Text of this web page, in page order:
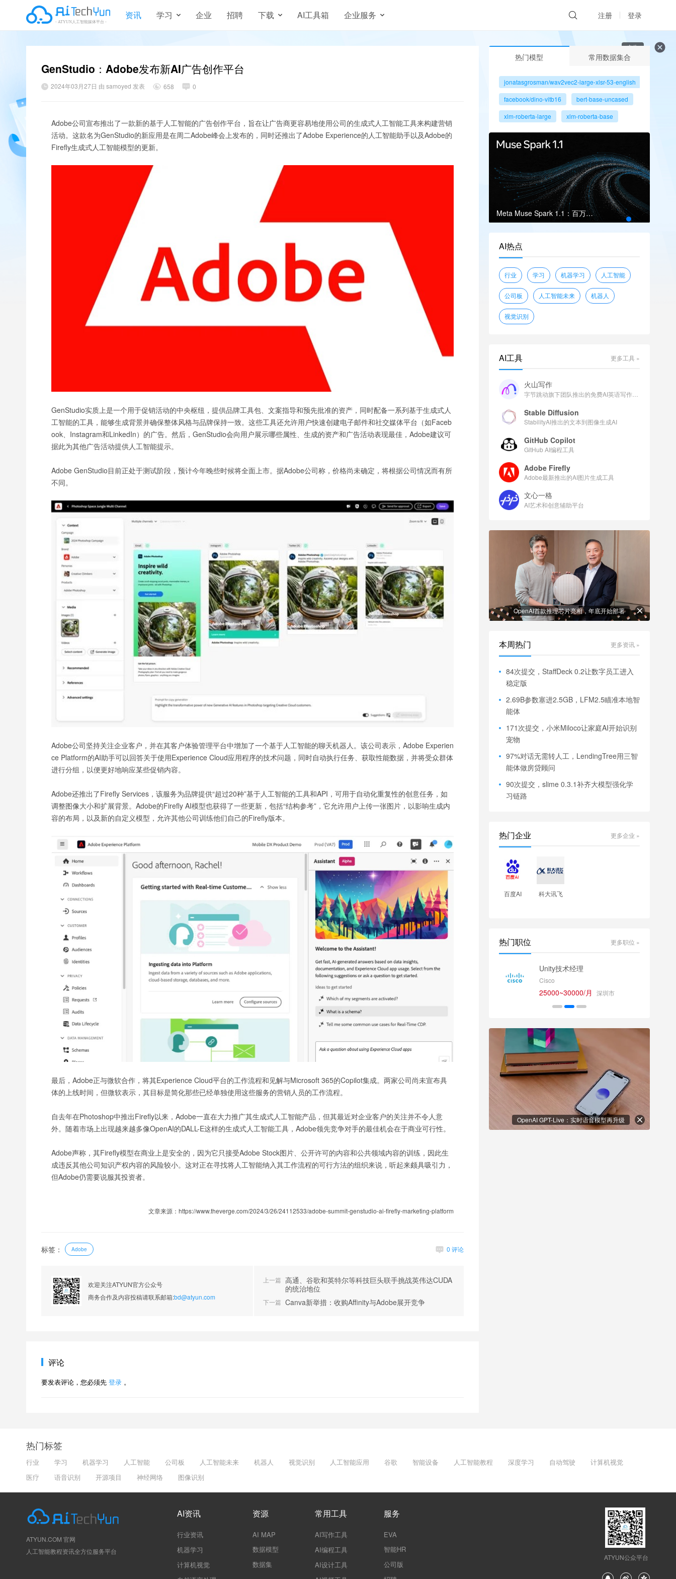
广告
资讯 学习 企业 招聘 下载 AI工具箱 企业服务 注册 登录
GenStudio：Adobe发布新AI广告创作平台
2024年03月27日 由 samoyed 发表 658 0
Adobe公司宣布推出了一款新的基于人工智能的广告创作平台，旨在让广告商更容易地使用公司的生成式人工智能工具来构建营销
活动。这款名为GenStudio的新应用是在周二Adobe峰会上发布的，同时还推出了Adobe Experience的人工智能助手以及Adobe的
Firefly生成式人工智能模型的更新。
GenStudio实质上是一个用于促销活动的中央枢纽，提供品牌工具包、文案指导和预先批准的资产，同时配备一系列基于生成式人
工智能的工具，能够生成背景并确保整体风格与品牌保持一致。这些工具还允许用户快速创建电子邮件和社交媒体平台（如Faceb
ook、Instagram和LinkedIn）的广告。然后，GenStudio会向用户展示哪些属性、生成的资产和广告活动表现最佳，Adobe建议可
据此为其他广告活动提供人工智能提示。
Adobe GenStudio目前正处于测试阶段，预计今年晚些时候将全面上市。据Adobe公司称，价格尚未确定，将根据公司情况而有所
不同。
Adobe公司坚持关注企业客户，并在其客户体验管理平台中增加了一个基于人工智能的聊天机器人。该公司表示，Adobe Experien
ce Platform的AI助手可以回答关于使用Experience Cloud应用程序的技术问题，同时自动执行任务、获取性能数据，并将受众群体
进行分组，以便更好地响应某些促销内容。
Adobe还推出了Firefly Services，该服务为品牌提供“超过20种”基于人工智能的工具和API，可用于自动化重复性的创意任务，如
调整图像大小和扩展背景。Adobe的Firefly AI模型也获得了一些更新，包括“结构参考”，它允许用户上传一张图片，以影响生成内
容的布局，以及新的自定义模型，允许其他公司训练他们自己的Firefly版本。
最后，Adobe正与微软合作，将其Experience Cloud平台的工作流程和见解与Microsoft 365的Copilot集成。两家公司尚未宣布具
体的上线时间，但微软表示，其目标是简化那些已经单独使用这些服务的营销人员的工作流程。
自去年在Photoshop中推出Firefly以来，Adobe一直在大力推广其生成式人工智能产品，但其最近对企业客户的关注并不令人意
外。随着市场上出现越来越多像OpenAI的DALL-E这样的生成式人工智能工具，Adobe领先竞争对手的最佳机会在于商业可行性。
Adobe声称，其Firefly模型在商业上是安全的，因为它只接受Adobe Stock图片、公开许可的内容和公共领域内容的训练，因此生
成违反其他公司知识产权内容的风险较小。这对正在寻找将人工智能纳入其工作流程的可行方法的组织来说，听起来颇具吸引力，
但Adobe仍需要说服其投资者。
文章来源：https://www.theverge.com/2024/3/26/24112533/adobe-summit-genstudio-ai-firefly-marketing-platform
标签： Adobe 0 评论
欢迎关注ATYUN官方公众号
商务合作及内容投稿请联系邮箱:bd@atyun.com
上一篇 高通、谷歌和英特尔等科技巨头联手挑战英伟达CUDA
的统治地位
下一篇 Canva新举措：收购Affinity与Adobe展开竞争
评论
要发表评论，您必须先 登录 。
热门模型 常用数据集合
jonatasgrosman/wav2vec2-large-xlsr-53-english
facebook/dino-vitb16
bert-base-uncased
xlm-roberta-large
xlm-roberta-base
gpt2
microsoft/resnet-50
facebook/dino-vits8
Meta Muse Spark 1.1：百万上下文瞄准多智能体
piqa
EleutherAI/lambada_openai
facebook/flores
AI热点
行业 学习 机器学习 人工智能
公司板 人工智能未来 机器人
视觉识别
AI工具 更多工具 »
火山写作
Stable Diffusion
StabilityAI推出的文本到图像生成AI
GitHub Copilot
GitHub AI编程工具
Adobe Firefly
Adobe最新推出的AI图片生成工具
文心一格
AI艺术和创意辅助平台
OpenAI首款推理芯片亮相，年底开始部署
本周热门 更多资讯 »
84次提交，StaffDeck 0.2让数字员工进入
稳定版
2.69B参数塞进2.5GB，LFM2.5瞄准本地智
能体
171次提交，小米Miloco让家庭AI开始识别
宠物
97%对话无需转人工，LendingTree用三智
能体做房贷顾问
90次提交，slime 0.3.1补齐大模型强化学
习链路
热门企业 更多企业 »
百度AI 科大讯飞
热门职位 更多职位 »
高级数据分析工程师 深度学习软件工程师
Maluuba
Unity技术经理
Cisco
25000~30000/月 深圳市
OpenAI GPT-Live：实时语音模型再升级
热门标签
行业 学习 机器学习 人工智能 公司板 人工智能未来 机器人 视觉识别 人工智能应用 谷歌 智能设备 人工智能教程 深度学习 自动驾驶
计算机视觉
医疗
语音识别 开源项目 神经网络 图像识别
ATYUN.COM 官网
人工智能教程资讯全方位服务平台
AI资讯
行业资讯
机器学习
计算机视觉
资源
AI MAP
数据模型
数据集
常用工具
AI写作工具
AI编程工具
AI设计工具
服务
EVA
智能HR
公司版
ATYUN公众平台